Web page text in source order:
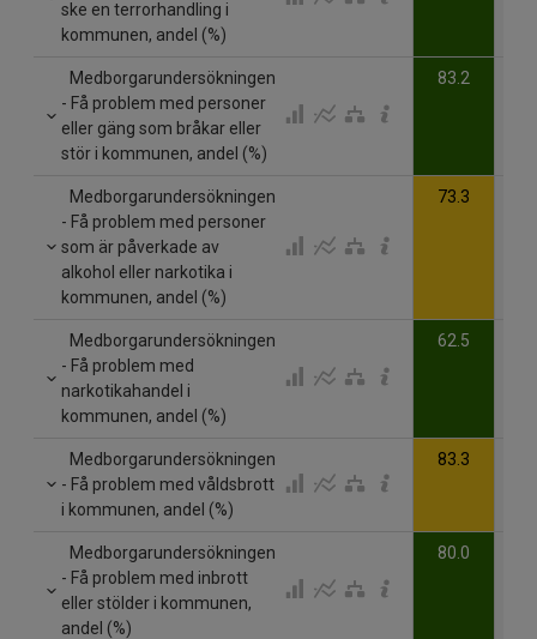
ske en terrorhandling i
kommunen, andel (%)
Medborgarundersökningen
- Få problem med personer
eller gäng som bråkar eller
stör i kommunen, andel (%)
83.2
Medborgarundersökningen
- Få problem med personer
som är påverkade av
alkohol eller narkotika i
kommunen, andel (%)
73.3
Medborgarundersökningen
- Få problem med
narkotikahandel i
kommunen, andel (%)
62.5
Medborgarundersökningen
- Få problem med våldsbrott
i kommunen, andel (%)
83.3
Medborgarundersökningen
- Få problem med inbrott
eller stölder i kommunen,
andel (%)
80.0